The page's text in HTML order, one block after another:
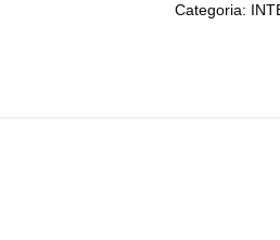
Categoria: